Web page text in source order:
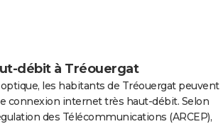
débit à Tréouergat
optique, les habitants de Tréouergat peuvent
connexion internet très haut-débit. Selon
des Télécommunications (ARCEP),